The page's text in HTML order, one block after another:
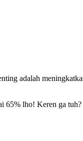
adalah
65% lho! Keren ga tuh?